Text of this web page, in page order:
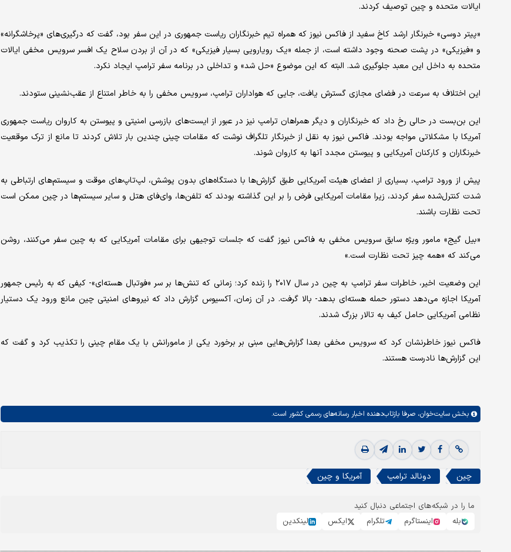
ایالات متحده و چین توصیف کردند.
«پیتر دوسی» خبرنگار ارشد کاخ سفید از فاکس نیوز که همراه تیم خبرنگاران ریاست جمهوری در این سفر بود، گفت که درگیری‌های «پرخاشگرانه»
و «فیزیکی» در پشت صحنه وجود داشته است، از جمله «یک رویارویی بسیار فیزیکی» که در آن از بردن سلاح یک افسر سرویس مخفی ایالات
متحده به داخل این معبد جلوگیری شد. البته که این موضوع «حل شد» و تداخلی در برنامه سفر ترامپ ایجاد نکرد.
این اختلاف به سرعت در فضای مجازی گسترش یافت، جایی که هواداران ترامپ، سرویس مخفی را به خاطر امتناع از عقب‌نشینی ستودند.
این بن‌بست در حالی رخ داد که خبرنگاران و دیگر همراهان ترامپ نیز در عبور از ایست‌های بازرسی امنیتی و پیوستن به کاروان ریاست جمهوری
آمریکا با مشکلاتی مواجه بودند. فاکس نیوز به نقل از خبرنگار تلگراف نوشت که مقامات چینی چندین بار تلاش کردند تا مانع از ترک موقعیت
خبرنگاران و کارکنان آمریکایی و پیوستن مجدد آنها به کاروان شوند.
پیش از ورود ترامپ، بسیاری از اعضای هیئت آمریکایی طبق گزارش‌ها با دستگاه‌های بدون پوشش، لپ‌تاپ‌های موقت و سیستم‌های ارتباطی به
شدت کنترل‌شده سفر کردند، زیرا مقامات آمریکایی فرض را بر این گذاشته بودند که تلفن‌ها، وای‌فای هتل و سایر سیستم‌ها در چین ممکن است
تحت نظارت باشند.
«بیل گیج» مامور ویژه سابق سرویس مخفی به فاکس نیوز گفت که جلسات توجیهی برای مقامات آمریکایی که به چین سفر می‌کنند، روشن
می‌کند که «همه چیز تحت نظارت است.»
این وضعیت اخیر، خاطرات سفر ترامپ به چین در سال ۲۰۱۷ را زنده کرد؛ زمانی که تنش‌ها بر سر «فوتبال هسته‌ای»- کیفی که به رئیس جمهور
آمریکا اجازه می‌دهد دستور حمله هسته‌ای بدهد- بالا گرفت. در آن زمان، آکسیوس گزارش داد که نیروهای امنیتی چین مانع ورود یک دستیار
نظامی آمریکایی حامل کیف به تالار بزرگ شدند.
فاکس نیوز خاطرنشان کرد که سرویس مخفی بعدا گزارش‌هایی مبنی بر برخورد یکی از مامورانش با یک مقام چینی را تکذیب کرد و گفت که
این گزارش‌ها نادرست هستند.
بخش سایت‌خوان، صرفا بازتاب‌دهنده اخبار رسانه‌های رسمی کشور است.
چین دونالد ترامپ آمریکا و چین
ما را در شبکه‌های اجتماعی دنبال کنید
بله
اینستاگرم تلگرام ایکس لینکدین